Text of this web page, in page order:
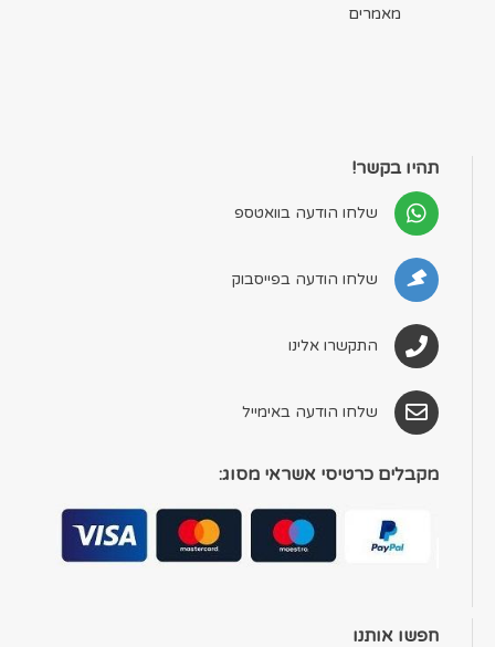
מאמרים
תהיו בקשר!
שלחו הודעה בוואטספ
שלחו הודעה בפייסבוק
התקשרו אלינו
שלחו הודעה באימייל
מקבלים כרטיסי אשראי מסוג:
חפשו אותנו